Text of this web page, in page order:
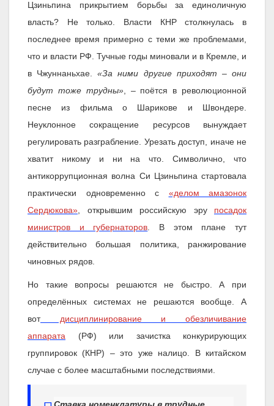
Цзиньпина прикрытием борьбы за единоличную
власть? Не только. Власти КНР столкнулась в
последнее время примерно с теми же проблемами,
что и власти РФ. Тучные годы миновали и в Кремле, и
в Чжуннаньхае.«За ними другие приходят – они
будут тоже трудны», – поётся в революционной
песне из фильма о Шарикове и Швондере.
Неуклонное сокращение ресурсов вынуждает
регулировать разграбление. Урезать доступ, иначе не
хватит никому и ни на что. Символично, что
антикоррупционная волна Си Цзиньпина стартовала
практически одновременно с «делом амазонок
Сердюкова» , открывшим российскую эру посадок
министров и губернаторов . В этом плане тут
действительно большая политика, ранжирование
чиновных рядов.
Но такие вопросы решаются не быстро. А при
определённых системах не решаются вообще. А
вотдисциплинирование и обезличивание
аппарата (РФ) или зачистка конкурирующих
группировок (КНР) – это уже налицо. В китайском
случае с более масштабными последствиями.